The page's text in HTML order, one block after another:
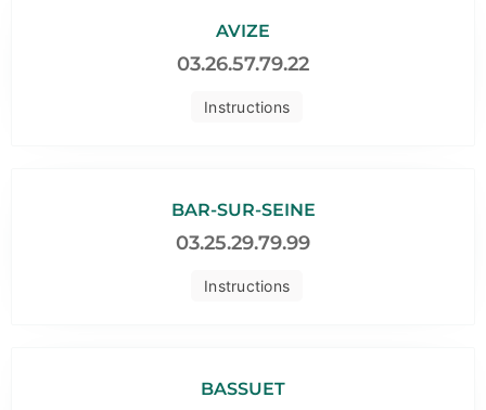
Instructions
AVIZE
03.26.57.79.22
Instructions
BAR-SUR-SEINE
03.25.29.79.99
BASSUET